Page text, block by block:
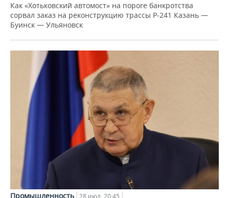
Как «Хотьковский автомост» на пороге банкротства
сорвал заказ на реконструкцию трассы Р‑241 Казань —
Буинск — Ульяновск
Промышленность 28 июл, 20:45